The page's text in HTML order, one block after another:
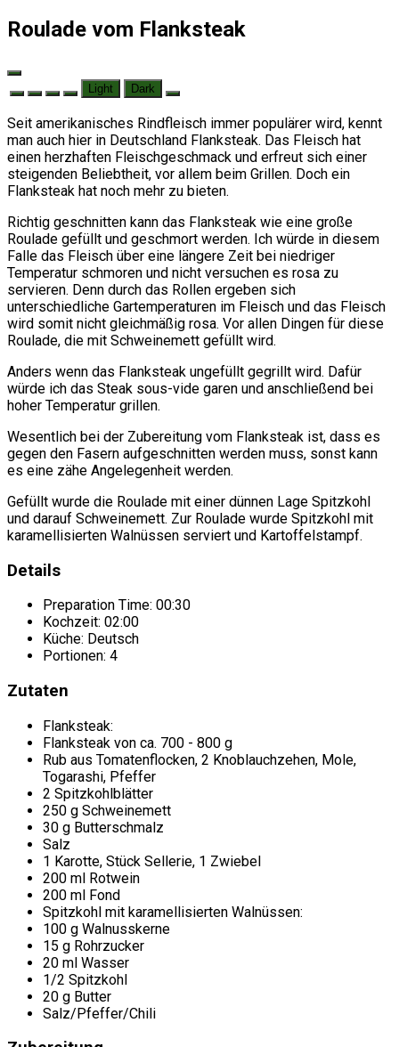
Roulade vom Flanksteak
Light Dark
Seit amerikanisches Rindfleisch immer populärer wird, kennt
man auch hier in Deutschland Flanksteak. Das Fleisch hat
einen herzhaften Fleischgeschmack und erfreut sich einer
steigenden Beliebtheit, vor allem beim Grillen. Doch ein
Flanksteak hat noch mehr zu bieten.
Richtig geschnitten kann das Flanksteak wie eine große
Roulade gefüllt und geschmort werden. Ich würde in diesem
Falle das Fleisch über eine längere Zeit bei niedriger
Temperatur schmoren und nicht versuchen es rosa zu
servieren. Denn durch das Rollen ergeben sich
unterschiedliche Gartemperaturen im Fleisch und das Fleisch
wird somit nicht gleichmäßig rosa. Vor allen Dingen für diese
Roulade, die mit Schweinemett gefüllt wird.
Anders wenn das Flanksteak ungefüllt gegrillt wird. Dafür
würde ich das Steak sous-vide garen und anschließend bei
hoher Temperatur grillen.
Wesentlich bei der Zubereitung vom Flanksteak ist, dass es
gegen den Fasern aufgeschnitten werden muss, sonst kann
es eine zähe Angelegenheit werden.
Gefüllt wurde die Roulade mit einer dünnen Lage Spitzkohl
und darauf Schweinemett. Zur Roulade wurde Spitzkohl mit
karamellisierten Walnüssen serviert und Kartoffelstampf.
Details
Preparation Time: 00:30
Kochzeit: 02:00
Küche: Deutsch
Portionen: 4
Zutaten
Flanksteak:
Flanksteak von ca. 700 - 800 g
Rub aus Tomatenflocken, 2 Knoblauchzehen, Mole,
Togarashi, Pfeffer
2 Spitzkohlblätter
250 g Schweinemett
30 g Butterschmalz
Salz
1 Karotte, Stück Sellerie, 1 Zwiebel
200 ml Rotwein
200 ml Fond
Spitzkohl mit karamellisierten Walnüssen:
100 g Walnusskerne
15 g Rohrzucker
20 ml Wasser
1/2 Spitzkohl
20 g Butter
Salz/Pfeffer/Chili